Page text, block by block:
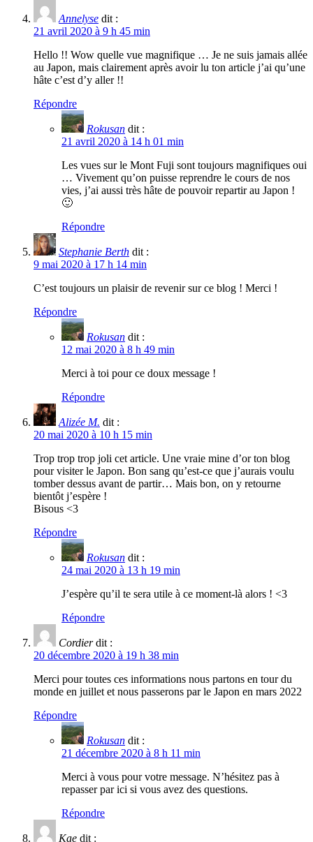
Annelyse dit :
21 avril 2020 à 9 h 45 min
Hello !! Wow quelle vue magnifique … Je ne suis jamais allée
au Japon, mais clairement après avoir lu ton article j’ai qu’une
hâte c’est d’y aller !!
Répondre
Rokusan dit :
21 avril 2020 à 14 h 01 min
Les vues sur le Mont Fuji sont toujours magnifiques oui
… Vivement qu’on puisse reprendre le cours de nos
vies, j’ai aussi très hâte de pouvoir repartir au Japon !
🙂
Répondre
Stephanie Berth dit :
9 mai 2020 à 17 h 14 min
C’est toujours un plaisir de revenir sur ce blog ! Merci !
Répondre
Rokusan dit :
12 mai 2020 à 8 h 49 min
Merci à toi pour ce doux message !
Répondre
Alizée M. dit :
20 mai 2020 à 10 h 15 min
Trop trop trop joli cet article. Une vraie mine d’or ton blog
pour visiter le Japon. Bon sang qu’est-ce que j’aurais voulu
tomber dessus avant de partir… Mais bon, on y retourne
bientôt j’espère !
Bisous <3
Répondre
Rokusan dit :
24 mai 2020 à 13 h 19 min
J’espère qu’il te sera utile à ce moment-là alors ! <3
Répondre
Cordier dit :
20 décembre 2020 à 19 h 38 min
Merci pour toutes ces informations nous partons en tour du
monde en juillet et nous passerons par le Japon en mars 2022
Répondre
Rokusan dit :
21 décembre 2020 à 8 h 11 min
Merci à vous pour votre message. N’hésitez pas à
repasser par ici si vous avez des questions.
Répondre
Kae dit :